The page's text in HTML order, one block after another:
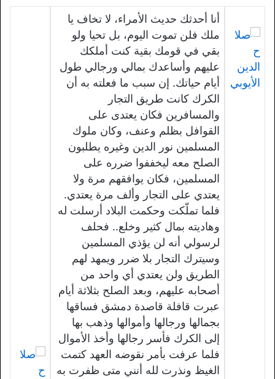
أنا أحدثك حديث الأمراء، لا تخاف يا
ملك فلن تموت اليوم، بل تحيا ولو
بقي في قومك بقية كنت أملكك
عليهم وأساعدك بمالي ورجالي طول
أيام حياتك. إن سبب ما فعلته به أن
الكرك كانت طريق التجار
والمسافرين فكان يعتدى على
القوافل بظلم وعنف، وكان ملوك
المسلمين نور الدين وغيره يطلبون
الصلح معه ليخففوا ضرره على
المسلمين، فكان يوافقهم مرة ولا
يعتدي على التجار وألف مرة يعتدي.
فلما تملّكت وحكمت البلاد أرسلت له
وهاديته بمال كثير وخلع.. فحلف
لرسولي أنه لن يؤذي المسلمين
وسيترك التجار بلا ضرر ويمهد لهم
الطريق ولن يعتدي أي واحد من
أصحابه عليهم، وبعد الصلح بثلاثة أيام
عبرت قافلة قاصدة دمشق فساقها
بجمالها ورجالها وأموالها وذهب بها
إلى الكرك فأسر رجالها وأخذ الأموال
فلما عرفت بأمر نقوضه العهد كتمت
الغيظ ونذرت لله أنني متى ظفرت به